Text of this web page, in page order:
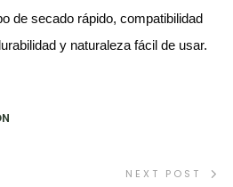
de secado rápido, compatibilidad
y naturaleza fácil de usar.
NEXT POST